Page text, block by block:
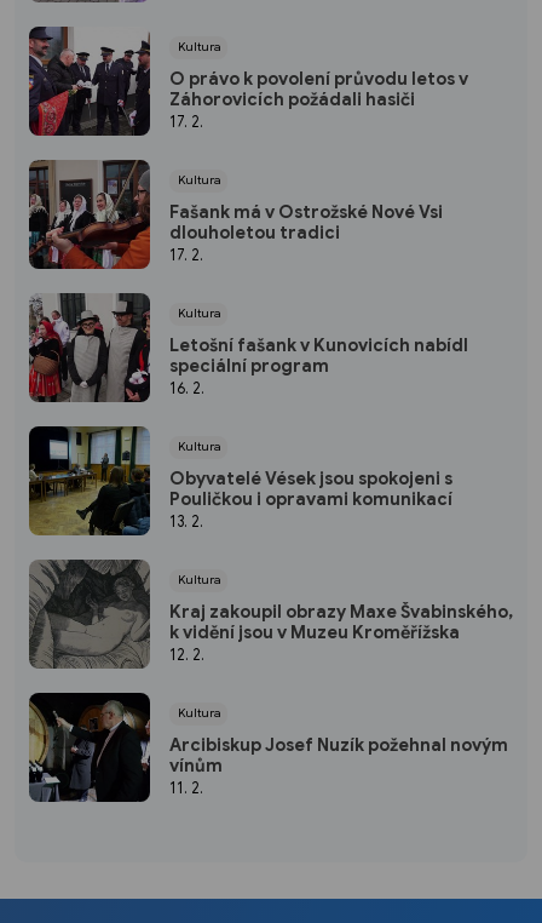
Kultura
O právo k povolení průvodu letos v
Záhorovicích požádali hasiči
17. 2.
Kultura
Fašank má v Ostrožské Nové Vsi
dlouholetou tradici
17. 2.
Kultura
Letošní fašank v Kunovicích nabídl
speciální program
16. 2.
Kultura
Obyvatelé Vések jsou spokojeni s
Pouličkou i opravami komunikací
13. 2.
Kultura
Kraj zakoupil obrazy Maxe Švabinského,
k vidění jsou v Muzeu Kroměřížska
12. 2.
Kultura
Arcibiskup Josef Nuzík požehnal novým
vínům
11. 2.